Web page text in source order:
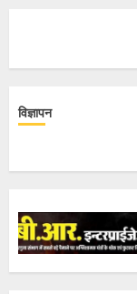
विज्ञापन